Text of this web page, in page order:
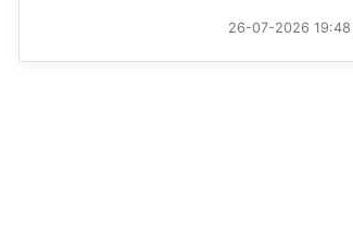
26-07-2026 19:48